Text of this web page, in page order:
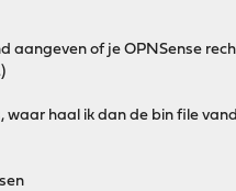
aangeven of je OPNSense
waar haal ik dan de bin file